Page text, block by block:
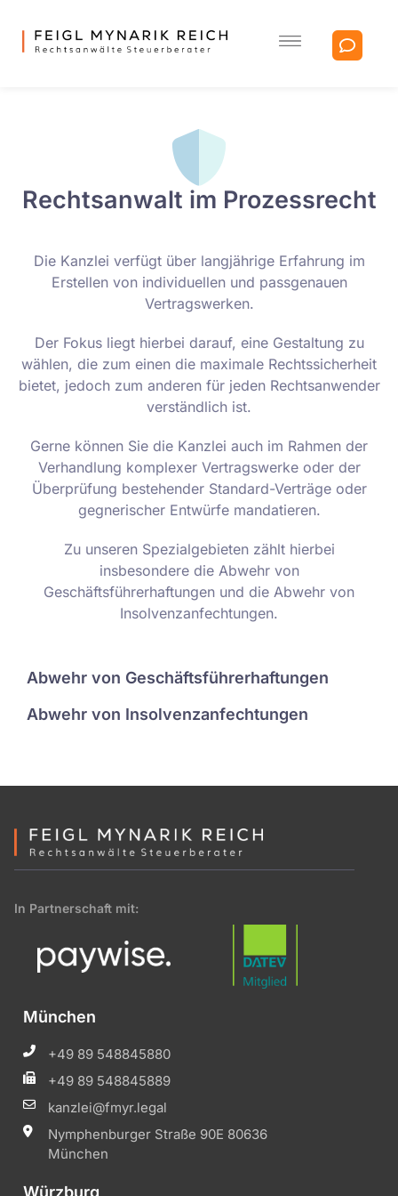
Rechtsanwalt im Prozessrecht
Die Kanzlei verfügt über langjährige Erfahrung im
Erstellen von individuellen und passgenauen
Vertragswerken.
Der Fokus liegt hierbei darauf, eine Gestaltung zu
wählen, die zum einen die maximale Rechtssicherheit
bietet, jedoch zum anderen für jeden Rechtsanwender
verständlich ist.
Gerne können Sie die Kanzlei auch im Rahmen der
Verhandlung komplexer Vertragswerke oder der
Überprüfung bestehender Standard-Verträge oder
gegnerischer Entwürfe mandatieren.
Zu unseren Spezialgebieten zählt hierbei
insbesondere die Abwehr von
Geschäftsführerhaftungen und die Abwehr von
Insolvenzanfechtungen.
Abwehr von Geschäftsführerhaftungen
Abwehr von Insolvenzanfechtungen
In Partnerschaft mit:
München
+49 89 548845880
+49 89 548845889
kanzlei@fmyr.legal
Nymphenburger Straße 90E 80636
München
Würzburg